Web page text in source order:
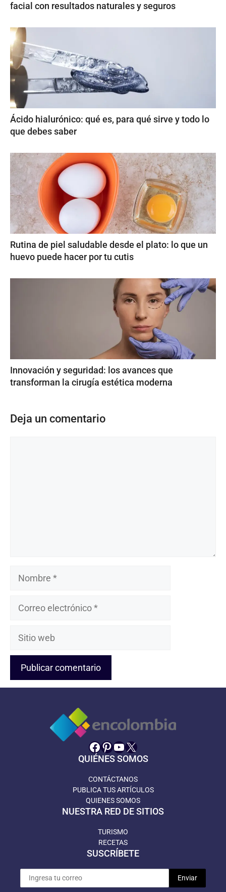
facial con resultados naturales y seguros
Ácido hialurónico: qué es, para qué sirve y todo lo
que debes saber
Rutina de piel saludable desde el plato: lo que un
huevo puede hacer por tu cutis
Innovación y seguridad: los avances que
transforman la cirugía estética moderna
Deja un comentario
Nombre
Sitio
Facebook
Pinterest
YouTube
X
QUIÉNES SOMOS
CONTÁCTANOS
PUBLICA TUS ARTÍCULOS
QUIENES SOMOS
NUESTRA RED DE SITIOS
TURISMO
RECETAS
SUSCRÍBETE